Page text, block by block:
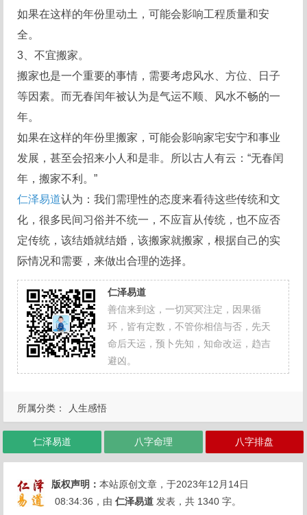
如果在这样的年份里动土，可能会影响工程质量和安
全。
3、不宜搬家。
搬家也是一个重要的事情，需要考虑风水、方位、日子
等因素。而无春闰年被认为是气运不顺、风水不畅的一
年。
如果在这样的年份里搬家，可能会影响家宅安宁和事业
发展，甚至会招来小人和是非。所以古人有云：“无春闰
年，搬家不利。”
仁泽易道认为：我们需理性的态度来看待这些传统和文
化，很多民间习俗并不统一，不应盲从传统，也不应否
定传统，该结婚就结婚，该搬家就搬家，根据自己的实
际情况和需要，来做出合理的选择。
仁泽易道
善信来到这，一切冥冥注定，因果循
环，皆有定数，不管你相信与否，先天
命后天运，预卜先知，知命改运，趋吉
避凶。
所属分类： 人生感悟
仁泽易道 八字命理 八字排盘
版权声明：本站原创文章，于2023年12月14日
08:34:36 ，由仁泽易道 发表，共 1340 字。